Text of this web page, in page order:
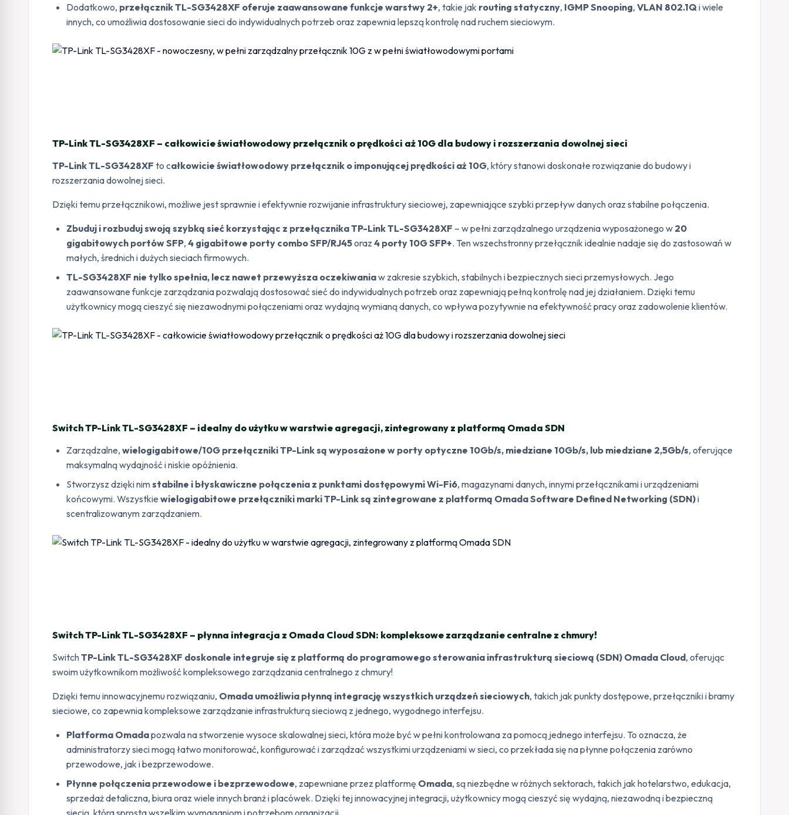
Dodatkowo, przełącznik TL-SG3428XF oferuje zaawansowane funkcje warstwy 2+, takie jak routing statyczny, IGMP Snooping, VLAN 802.1Q i wiele
innych, co umożliwia dostosowanie sieci do indywidualnych potrzeb oraz zapewnia lepszą kontrolę nad ruchem sieciowym.
TP-Link TL-SG3428XF – całkowicie światłowodowy przełącznik o prędkości aż 10G dla budowy i rozszerzania dowolnej sieci
TP-Link TL-SG3428XF to całkowicie światłowodowy przełącznik o imponującej prędkości aż 10G, który stanowi doskonałe rozwiązanie do budowy i
rozszerzania dowolnej sieci.
Dzięki temu przełącznikowi, możliwe jest sprawnie i efektywnie rozwijanie infrastruktury sieciowej, zapewniające szybki przepływ danych oraz stabilne połączenia.
Zbuduj i rozbuduj swoją szybką sieć korzystając z przełącznika TP-Link TL-SG3428XF – w pełni zarządzalnego urządzenia wyposażonego w 20
gigabitowych portów SFP, 4 gigabitowe porty combo SFP/RJ45oraz 4 porty 10G SFP+. Ten wszechstronny przełącznik idealnie nadaje się do zastosowań w
małych, średnich i dużych sieciach firmowych.
TL-SG3428XF nie tylko spełnia, lecz nawet przewyższa oczekiwaniaw zakresie szybkich, stabilnych i bezpiecznych sieci przemysłowych. Jego
zaawansowane funkcje zarządzania pozwalają dostosować sieć do indywidualnych potrzeb oraz zapewniają pełną kontrolę nad jej działaniem. Dzięki temu
użytkownicy mogą cieszyć się niezawodnymi połączeniami oraz wydajną wymianą danych, co wpływa pozytywnie na efektywność pracy oraz zadowolenie klientów.
Switch TP-Link TL-SG3428XF – idealny do użytku w warstwie agregacji, zintegrowany z platformą Omada SDN
Zarządzalne, wielogigabitowe/10G przełączniki TP-Link są wyposażone w porty optyczne 10Gb/s, miedziane 10Gb/s, lub miedziane 2,5Gb/s, oferujące
maksymalną wydajność i niskie opóźnienia.
Stworzysz dzięki nimstabilne i błyskawiczne połączenia z punktami dostępowymi Wi-Fi6, magazynami danych, innymi przełącznikami i urządzeniami
końcowymi. Wszystkie wielogigabitowe przełączniki marki TP-Link są zintegrowane z platformą Omada Software Defined Networking (SDN)i
scentralizowanym zarządzaniem.
Switch TP-Link TL-SG3428XF – płynna integracja z Omada Cloud SDN: kompleksowe zarządzanie centralne z chmury!
SwitchTP-Link TL-SG3428XF doskonale integruje się z platformą do programowego sterowania infrastrukturą sieciową (SDN) Omada Cloud, oferując
swoim użytkownikom możliwość kompleksowego zarządzania centralnego z chmury!
Dzięki temu innowacyjnemu rozwiązaniu, Omada umożliwia płynną integrację wszystkich urządzeń sieciowych, takich jak punkty dostępowe, przełączniki i bramy
sieciowe, co zapewnia kompleksowe zarządzanie infrastrukturą sieciową z jednego, wygodnego interfejsu.
Platforma Omadapozwala na stworzenie wysoce skalowalnej sieci, która może być w pełni kontrolowana za pomocą jednego interfejsu. To oznacza, że
administratorzy sieci mogą łatwo monitorować, konfigurować i zarządzać wszystkimi urządzeniami w sieci, co przekłada się na płynne połączenia zarówno
przewodowe, jak i bezprzewodowe.
Płynne połączenia przewodowe i bezprzewodowe, zapewniane przez platformę Omada, są niezbędne w różnych sektorach, takich jak hotelarstwo, edukacja,
sprzedaż detaliczna, biura oraz wiele innych branż i placówek. Dzięki tej innowacyjnej integracji, użytkownicy mogą cieszyć się wydajną, niezawodną i bezpieczną
siecią, która sprosta wszelkim wymaganiom i potrzebom organizacji.